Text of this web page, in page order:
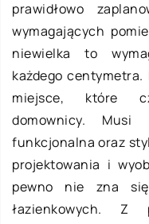
prawidłowo
wymagających
niewielka to
każdego
miejsce, które
domownicy. Musi
funkcjonalna oraz
projektowania i
pewno nie zna
łazienkowych. Z